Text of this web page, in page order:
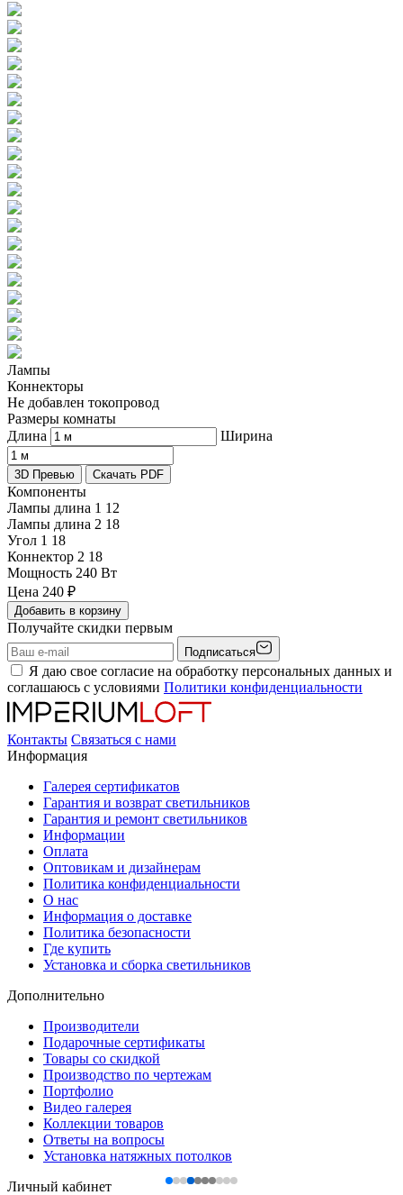
Лампы
Коннекторы
Не добавлен токопровод
Размеры комнаты
Длина
Ширина
3D Превью Скачать PDF
Компоненты
Лампы длина 1 12
Лампы длина 2 18
Угол 1 18
Коннектор 2 18
Мощность 240 Вт
Цена 240 ₽
Добавить в корзину
Получайте скидки первым
Подписаться
Я даю свое согласие на обработку персональных данных и
соглашаюсь с условиями Политики конфиденциальности
Контакты Связаться с нами
Информация
Галерея сертификатов
Гарантия и возврат светильников
Гарантия и ремонт светильников
Информации
Оплата
Оптовикам и дизайнерам
Политика конфиденциальности
О нас
Информация о доставке
Политика безопасности
Где купить
Установка и сборка светильников
Дополнительно
Производители
Подарочные сертификаты
Товары со скидкой
Производство по чертежам
Портфолио
Видео галерея
Коллекции товаров
Ответы на вопросы
Установка натяжных потолков
Личный кабинет